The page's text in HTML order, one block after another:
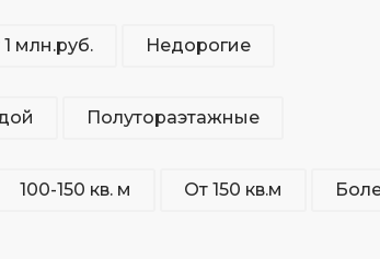
млн.руб.
Недорогие
Полутораэтажные
100-150 кв. м От 150 кв.м